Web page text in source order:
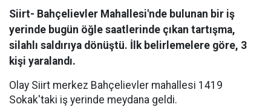
Siirt- Bahçelievler Mahallesi'nde bulunan bir iş
yerinde bugün öğle saatlerinde çıkan tartışma,
silahlı saldırıya dönüştü. İlk belirlemelere göre, 3
kişi yaralandı.
Olay Siirt merkez Bahçelievler mahallesi 1419
Sokak'taki iş yerinde meydana geldi.